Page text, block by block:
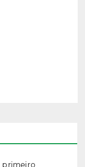
primeiro